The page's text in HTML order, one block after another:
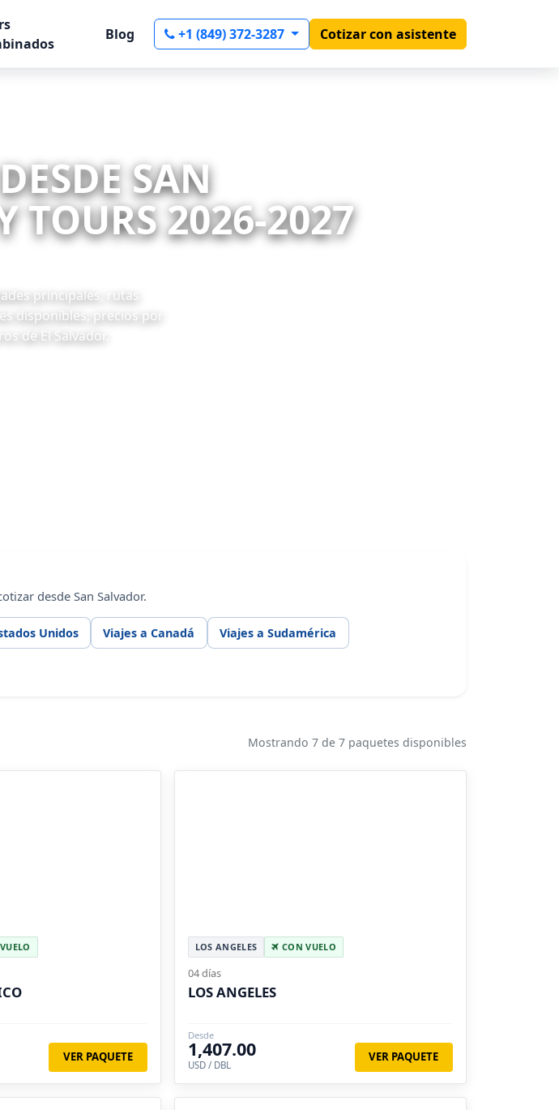
Blog +1 (849) 372-3287 Cotizar con asistente
SAN
TOURS 2026-2027
principales, rutas
disponibles, precios por
de El Salvador.
desde San Salvador.
Unidos Viajes a Canadá Viajes a Sudamérica
Mostrando 7 de 7 paquetes disponibles
VER PAQUETE
LOS ANGELES CON VUELO
04 días
LOS ANGELES
Desde
1,407.00
USD / DBL
VER PAQUETE